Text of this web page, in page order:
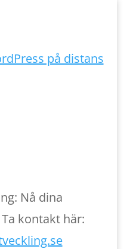
på distans
Nå dina
kontakt här: